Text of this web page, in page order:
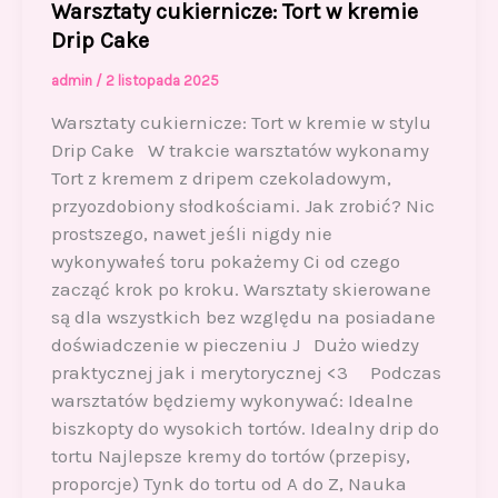
Warsztaty cukiernicze: Tort w kremie
Drip Cake
admin / 2 listopada 2025
Warsztaty cukiernicze: Tort w kremie w stylu
Drip Cake W trakcie warsztatów wykonamy
Tort z kremem z dripem czekoladowym,
przyozdobiony słodkościami. Jak zrobić? Nic
prostszego, nawet jeśli nigdy nie
wykonywałeś toru pokażemy Ci od czego
zacząć krok po kroku. Warsztaty skierowane
są dla wszystkich bez względu na posiadane
doświadczenie w pieczeniu J Dużo wiedzy
praktycznej jak i merytorycznej <3 Podczas
warsztatów będziemy wykonywać: Idealne
biszkopty do wysokich tortów. Idealny drip do
tortu Najlepsze kremy do tortów (przepisy,
proporcje) Tynk do tortu od A do Z, Nauka